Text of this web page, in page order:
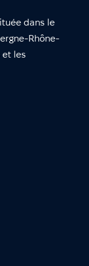
dans le
Rhône-
et les